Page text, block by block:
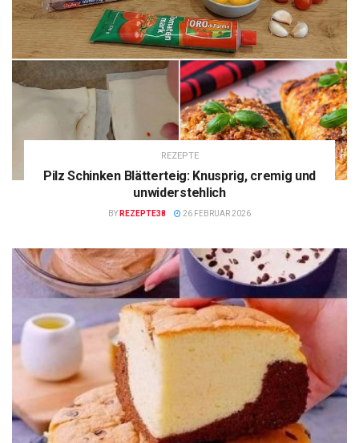
REZEPTE
Pilz Schinken Blätterteig: Knusprig, cremig und
unwiderstehlich
BY REZEPTE38 26 FEBRUAR 2026